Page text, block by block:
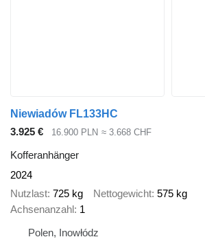
Niewiadów FL133HC
3.925 €
16.900 PLN ≈ 3.668 CHF
Kofferanhänger
2024
Nutzlast 725 kg Nettogewicht 575 kg
Achsenanzahl 1
Polen, Inowłódz